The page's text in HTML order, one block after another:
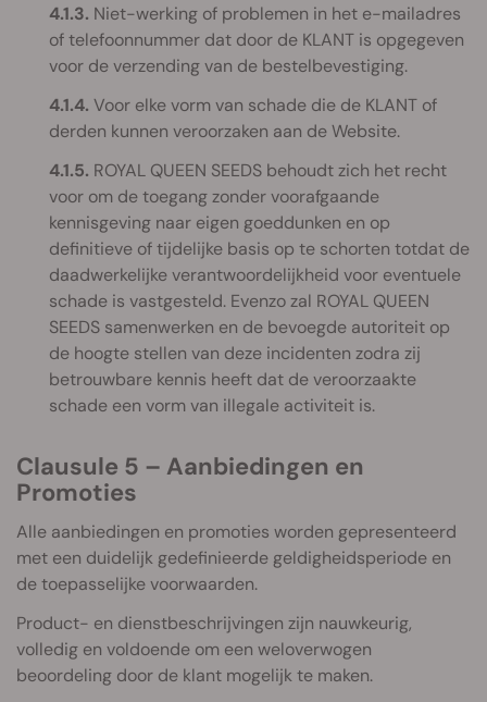
4.1.3. Niet-werking of problemen in het e-mailadres
of telefoonnummer dat door de KLANT is opgegeven
voor de verzending van de bestelbevestiging.
4.1.4. Voor elke vorm van schade die de KLANT of
derden kunnen veroorzaken aan de Website.
4.1.5. ROYAL QUEEN SEEDS behoudt zich het recht
voor om de toegang zonder voorafgaande
kennisgeving naar eigen goeddunken en op
definitieve of tijdelijke basis op te schorten totdat de
daadwerkelijke verantwoordelijkheid voor eventuele
schade is vastgesteld. Evenzo zal ROYAL QUEEN
SEEDS samenwerken en de bevoegde autoriteit op
de hoogte stellen van deze incidenten zodra zij
betrouwbare kennis heeft dat de veroorzaakte
schade een vorm van illegale activiteit is.
Clausule 5 – Aanbiedingen en
Promoties
Alle aanbiedingen en promoties worden gepresenteerd
met een duidelijk gedefinieerde geldigheidsperiode en
de toepasselijke voorwaarden.
Product- en dienstbeschrijvingen zijn nauwkeurig,
volledig en voldoende om een weloverwogen
beoordeling door de klant mogelijk te maken.